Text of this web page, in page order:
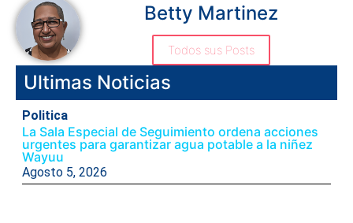
Betty Martinez
Todos sus Posts
Ultimas Noticias
Politica
La Sala Especial de Seguimiento ordena acciones
urgentes para garantizar agua potable a la niñez
Wayuu
Agosto 5, 2026